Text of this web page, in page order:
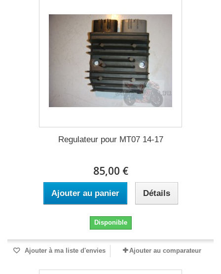
Regulateur pour MT07 14-17
85,00 €
Ajouter au panier Détails
Disponible
Ajouter à ma liste d'envies Ajouter au comparateur